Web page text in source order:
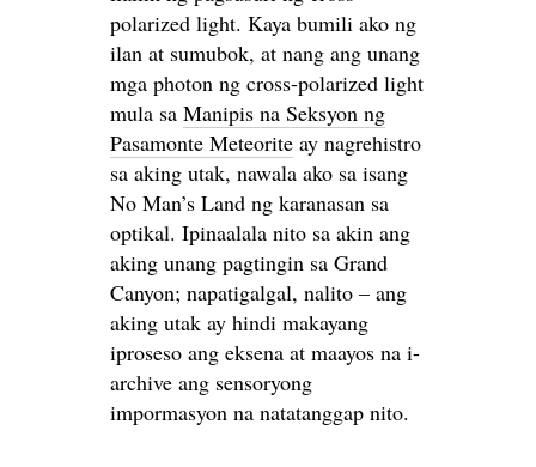
polarized light. Kaya bumili ako ng
ilan at sumubok, at nang ang unang
mga photon ng cross-polarized light
mula sa Manipis na Seksyon ng
Pasamonte Meteorite ay nagrehistro
sa aking utak, nawala ako sa isang
No Man’s Land ng karanasan sa
optikal. Ipinaalala nito sa akin ang
aking unang pagtingin sa Grand
Canyon; napatigalgal, nalito – ang
aking utak ay hindi makayang
iproseso ang eksena at maayos na i-
archive ang sensoryong
impormasyon na natatanggap nito.